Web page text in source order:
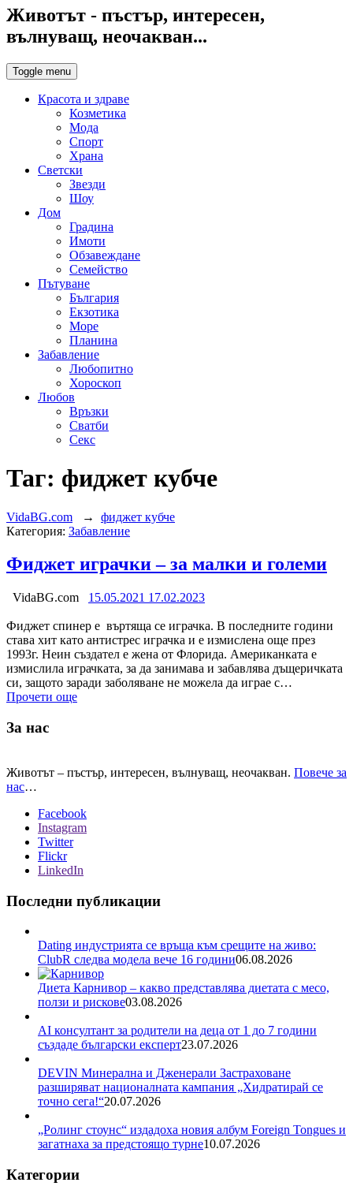
Животът - пъстър, интересен,
вълнуващ, неочакван...
Toggle menu
Красота и здраве
Козметика
Мода
Спорт
Храна
Светски
Звезди
Шоу
Дом
Градина
Имоти
Обзавеждане
Семейство
Пътуване
България
Екзотика
Море
Планина
Забавление
Любопитно
Хороскоп
Любов
Връзки
Сватби
Секс
Таг: фиджет кубче
VidaBG.com → фиджет кубче
Категория: Забавление
Фиджет играчки – за малки и големи
VidaBG.com 15.05.2021 17.02.2023
Фиджет спинер е въртяща се играчка. В последните години
става хит като антистрес играчка и е измислена още през
1993г. Неин създател е жена от Флорида. Американката е
измислила играчката, за да занимава и забавлява дъщеричката
си, защото заради заболяване не можела да играе с…
Прочети още
За нас
Животът – пъстър, интересен, вълнуващ, неочакван. Повече за
нас…
Facebook
Instagram
Twitter
Flickr
LinkedIn
Последни публикации
Dating индустрията се връща към срещите на живо:
ClubR следва модела вече 16 години06.08.2026
Диета Карнивор – какво представлява диетата с месо,
ползи и рискове03.08.2026
AI консултант за родители на деца от 1 до 7 години
създаде български експерт23.07.2026
DEVIN Минерална и Дженерали Застраховане
разширяват националната кампания „Хидратирай се
точно сега!“20.07.2026
„Ролинг стоунс“ издадоха новия албум Foreign Tongues и
загатнаха за предстоящо турне10.07.2026
Категории